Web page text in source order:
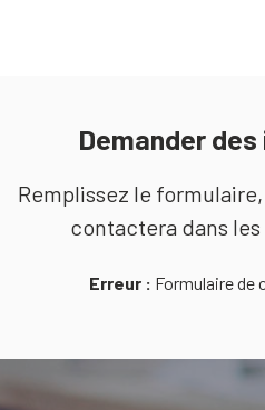
Demander
Remplissez le
contactera dans les
Erreur : Formulaire de